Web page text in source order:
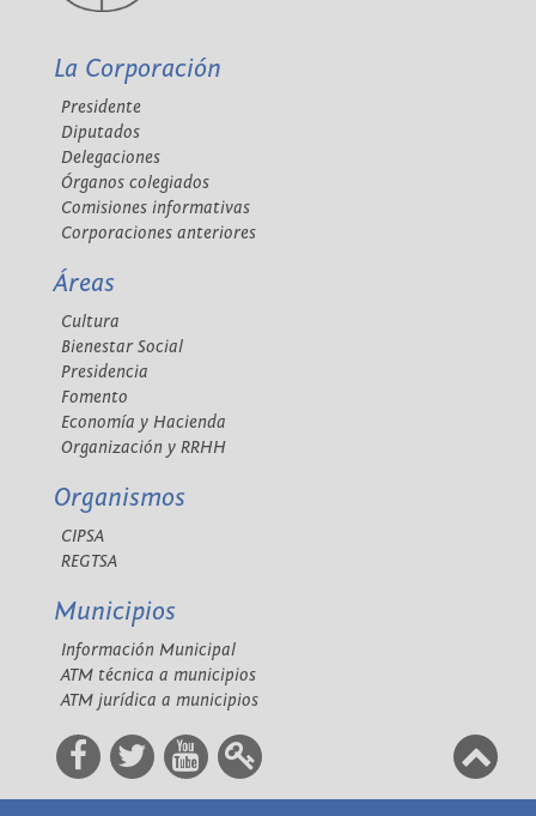
La Corporación
Presidente
Diputados
Delegaciones
Órganos colegiados
Comisiones informativas
Corporaciones anteriores
Áreas
Cultura
Bienestar Social
Presidencia
Fomento
Economía y Hacienda
Organización y RRHH
Organismos
CIPSA
REGTSA
Municipios
Información Municipal
ATM técnica a municipios
ATM jurídica a municipios